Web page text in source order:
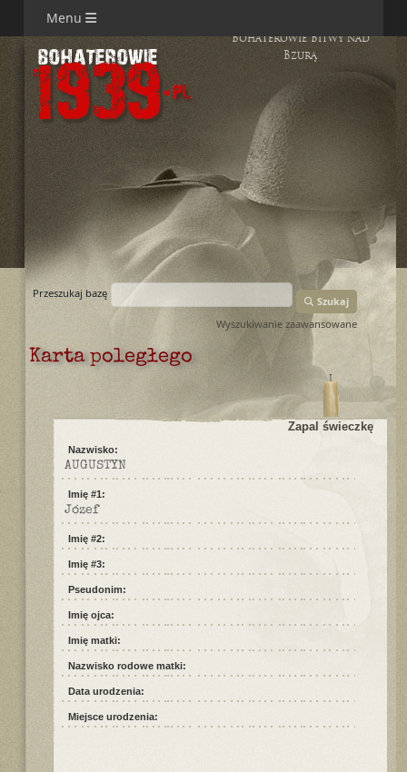
Menu
Bohaterowie Bitwy nad
Bzurą
Przeszukaj bazę
Szukaj
Wyszukiwanie zaawansowane
Karta poległego
Zapal świeczkę
Nazwisko:
AUGUSTYN
Imię #1:
Józef
Imię #2:
Imię #3:
Pseudonim:
Imię ojca:
Imię matki:
Nazwisko rodowe matki:
Data urodzenia:
Miejsce urodzenia: